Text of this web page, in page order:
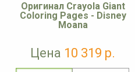
Оригинал Crayola Giant
Coloring Pages - Disney
Moana
Цена 10 319 р.